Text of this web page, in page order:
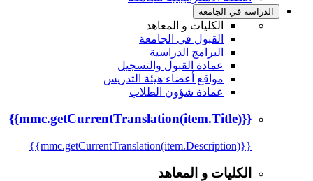
الدراسة في الجامعة
الكليات و المعاهد
القبول في الجامعة
البرامج الدراسية
عمادة القبول والتسجيل
مواقع أعضاء هيئة التدريس
عمادة شؤون الطلاب
{{mmc.getCurrentTranslation(item.Title)}}
{{mmc.getCurrentTranslation(item.Description)}}
الكليات و المعاهد